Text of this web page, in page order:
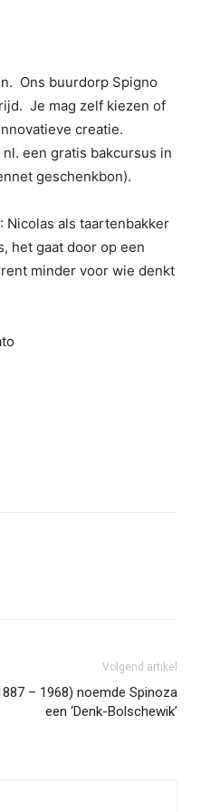
Ons buurdorp Spigno
Je mag zelf kiezen of
creatie.
een gratis bakcursus in
geschenkbon).
als taartenbakker
het gaat door op een
minder voor wie denkt
Volgend artikel
– 1968) noemde Spinoza
een ‘Denk-Bolschewik’